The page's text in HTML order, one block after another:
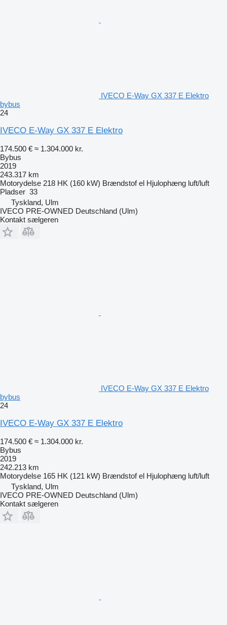
IVECO E-Way GX 337 E Elektro
bybus
24
IVECO E-Way GX 337 E Elektro
174.500 € ≈ 1.304.000 kr.
Bybus
2019
243.317 km
Motorydelse 218 HK (160 kW) Brændstof el Hjulophæng luft/luft
Pladser 33
Tyskland, Ulm
IVECO PRE-OWNED Deutschland (Ulm)
Kontakt sælgeren
IVECO E-Way GX 337 E Elektro
bybus
24
IVECO E-Way GX 337 E Elektro
174.500 € ≈ 1.304.000 kr.
Bybus
2019
242.213 km
Motorydelse 165 HK (121 kW) Brændstof el Hjulophæng luft/luft
Tyskland, Ulm
IVECO PRE-OWNED Deutschland (Ulm)
Kontakt sælgeren